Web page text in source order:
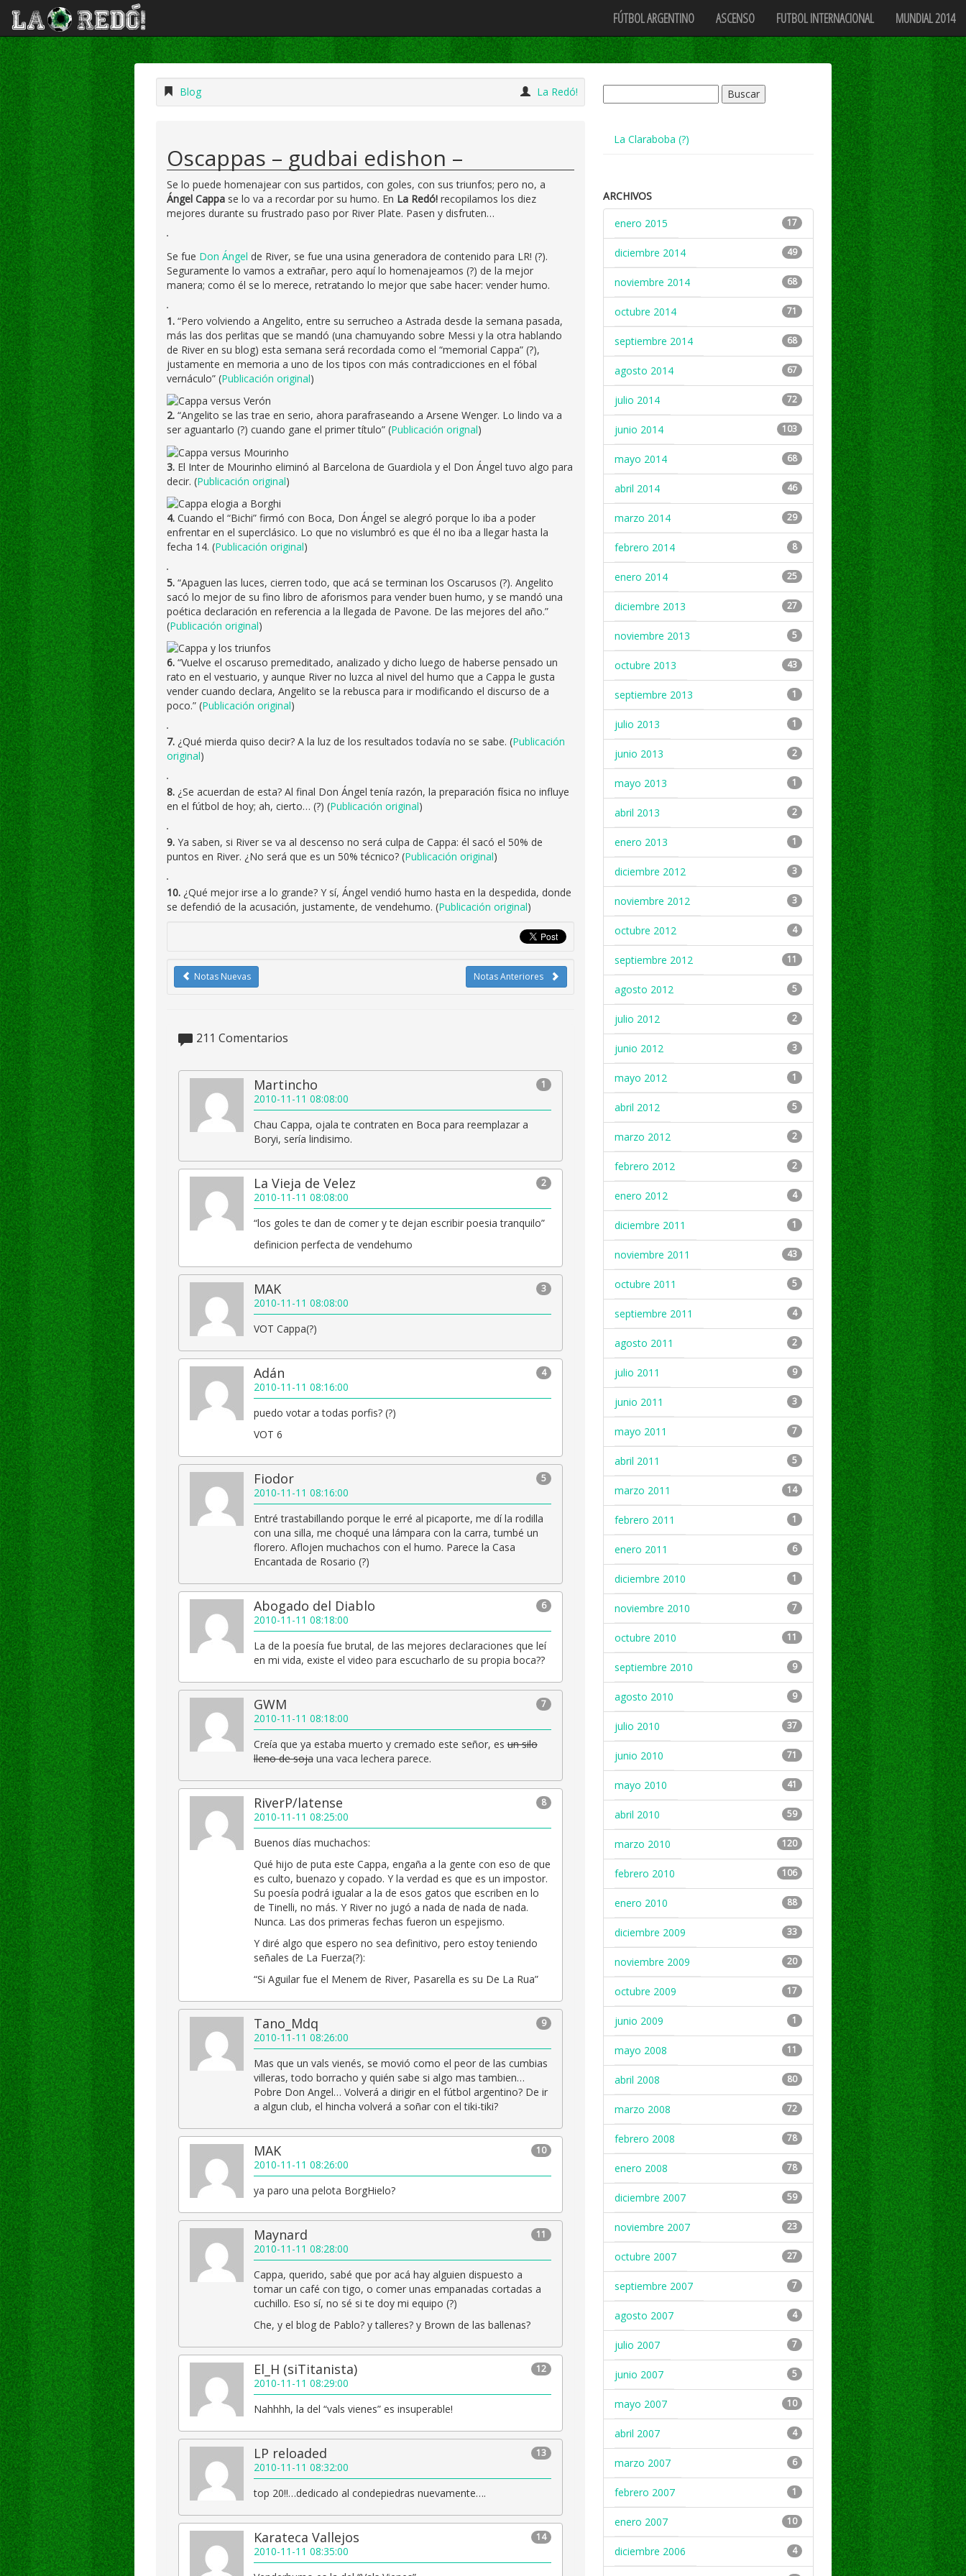
FÚTBOL ARGENTINO ASCENSO FUTBOL INTERNACIONAL MUNDIAL 2014
Blog La Redó!
Oscappas – gudbai edishon –
Se lo puede homenajear con sus partidos, con goles, con sus triunfos; pero no, a
Ángel Cappa se lo va a recordar por su humo. En La Redó! recopilamos los diez
mejores durante su frustrado paso por River Plate. Pasen y disfruten…
Se fue Don Ángel de River, se fue una usina generadora de contenido para LR! (?).
Seguramente lo vamos a extrañar, pero aquí lo homenajeamos (?) de la mejor
manera; como él se lo merece, retratando lo mejor que sabe hacer: vender humo.
1. “Pero volviendo a Angelito, entre su serrucheo a Astrada desde la semana pasada,
más las dos perlitas que se mandó (una chamuyando sobre Messi y la otra hablando
de River en su blog) esta semana será recordada como el “memorial Cappa” (?),
justamente en memoria a uno de los tipos con más contradicciones en el fóbal
vernáculo” (Publicación original)
2. “Angelito se las trae en serio, ahora parafraseando a Arsene Wenger. Lo lindo va a
ser aguantarlo (?) cuando gane el primer título” (Publicación orignal)
3. El Inter de Mourinho eliminó al Barcelona de Guardiola y el Don Ángel tuvo algo para
decir. (Publicación original)
4. Cuando el “Bichi” firmó con Boca, Don Ángel se alegró porque lo iba a poder
enfrentar en el superclásico. Lo que no vislumbró es que él no iba a llegar hasta la
fecha 14. (Publicación original)
5. “Apaguen las luces, cierren todo, que acá se terminan los Oscarusos (?). Angelito
sacó lo mejor de su fino libro de aforismos para vender buen humo, y se mandó una
poética declaración en referencia a la llegada de Pavone. De las mejores del año.”
(Publicación original)
6. “Vuelve el oscaruso premeditado, analizado y dicho luego de haberse pensado un
rato en el vestuario, y aunque River no luzca al nivel del humo que a Cappa le gusta
vender cuando declara, Angelito se la rebusca para ir modificando el discurso de a
poco.” (Publicación original)
7. ¿Qué mierda quiso decir? A la luz de los resultados todavía no se sabe. (Publicación
original)
8. ¿Se acuerdan de esta? Al final Don Ángel tenía razón, la preparación física no influye
en el fútbol de hoy; ah, cierto… (?) (Publicación original)
9. Ya saben, si River se va al descenso no será culpa de Cappa: él sacó el 50% de
puntos en River. ¿No será que es un 50% técnico? (Publicación original)
10. ¿Qué mejor irse a lo grande? Y sí, Ángel vendió humo hasta en la despedida, donde
se defendió de la acusación, justamente, de vendehumo. (Publicación original)
Notas Anteriores
Notas Nuevas
211 Comentarios
1
Martincho
2010-11-11 08:08:00
Chau Cappa, ojala te contraten en Boca para reemplazar a
Boryi, sería lindisimo.
2
La Vieja de Velez
2010-11-11 08:08:00
“los goles te dan de comer y te dejan escribir poesia tranquilo”
definicion perfecta de vendehumo
3
MAK
2010-11-11 08:08:00
VOT Cappa(?)
4
Adán
2010-11-11 08:16:00
puedo votar a todas porfis? (?)
VOT 6
5
Fiodor
2010-11-11 08:16:00
Entré trastabillando porque le erré al picaporte, me dí la rodilla
con una silla, me choqué una lámpara con la carra, tumbé un
florero. Aflojen muchachos con el humo. Parece la Casa
Encantada de Rosario (?)
6
Abogado del Diablo
2010-11-11 08:18:00
La de la poesía fue brutal, de las mejores declaraciones que leí
en mi vida, existe el video para escucharlo de su propia boca??
7
GWM
2010-11-11 08:18:00
Creía que ya estaba muerto y cremado este señor, esun silo
lleno de sojauna vaca lechera parece.
8
RiverP/latense
2010-11-11 08:25:00
Buenos días muchachos:
Qué hijo de puta este Cappa, engaña a la gente con eso de que
es culto, buenazo y copado. Y la verdad es que es un impostor.
Su poesía podrá igualar a la de esos gatos que escriben en lo
de Tinelli, no más. Y River no jugó a nada de nada de nada.
Nunca. Las dos primeras fechas fueron un espejismo.
Y diré algo que espero no sea definitivo, pero estoy teniendo
señales de La Fuerza(?):
“Si Aguilar fue el Menem de River, Pasarella es su De La Rua”
9
Tano_Mdq
2010-11-11 08:26:00
Mas que un vals vienés, se movió como el peor de las cumbias
villeras, todo borracho y quién sabe si algo mas tambien…
Pobre Don Angel… Volverá a dirigir en el fútbol argentino? De ir
a algun club, el hincha volverá a soñar con el tiki-tiki?
10
MAK
2010-11-11 08:26:00
ya paro una pelota BorgHielo?
11
Maynard
2010-11-11 08:28:00
Cappa, querido, sabé que por acá hay alguien dispuesto a
tomar un café con tigo, o comer unas empanadas cortadas a
cuchillo. Eso sí, no sé si te doy mi equipo (?)
Che, y el blog de Pablo? y talleres? y Brown de las ballenas?
12
El_H (siTitanista)
2010-11-11 08:29:00
Nahhhh, la del “vals vienes” es insuperable!
13
LP reloaded
2010-11-11 08:32:00
top 20!!…dedicado al condepiedras nuevamente….
14
Karateca Vallejos
2010-11-11 08:35:00
La Claraboba (?)
ARCHIVOS
enero 2015
17
diciembre 2014 49
noviembre 2014 68
octubre 2014 71
septiembre 2014 68
agosto 2014 67
julio 2014 72
junio 2014 103
mayo 2014 68
abril 2014 46
marzo 2014 29
febrero 2014 8
enero 2014 25
diciembre 2013 27
noviembre 2013 5
octubre 2013 43
septiembre 2013 1
julio 2013 1
junio 2013 2
mayo 2013 1
abril 2013 2
enero 2013 1
diciembre 2012 3
noviembre 2012 3
octubre 2012 4
septiembre 2012 11
agosto 2012 5
julio 2012 2
junio 2012 3
mayo 2012 1
abril 2012 5
marzo 2012 2
febrero 2012 2
enero 2012 4
diciembre 2011 1
noviembre 2011 43
octubre 2011 5
septiembre 2011 4
agosto 2011 2
julio 2011 9
junio 2011 3
mayo 2011 7
abril 2011 5
marzo 2011 14
febrero 2011 1
enero 2011 6
diciembre 2010 1
noviembre 2010 7
octubre 2010 11
septiembre 2010 9
agosto 2010 9
julio 2010 37
junio 2010 71
mayo 2010 41
abril 2010 59
marzo 2010 120
febrero 2010 106
enero 2010 88
diciembre 2009 33
noviembre 2009 20
octubre 2009 17
junio 2009 1
mayo 2008 11
abril 2008 80
marzo 2008 72
febrero 2008 78
enero 2008 78
diciembre 2007 59
noviembre 2007 23
octubre 2007 27
septiembre 2007 7
agosto 2007 4
julio 2007 7
junio 2007 5
mayo 2007 10
abril 2007 4
marzo 2007 6
febrero 2007 1
enero 2007 10
diciembre 2006 4